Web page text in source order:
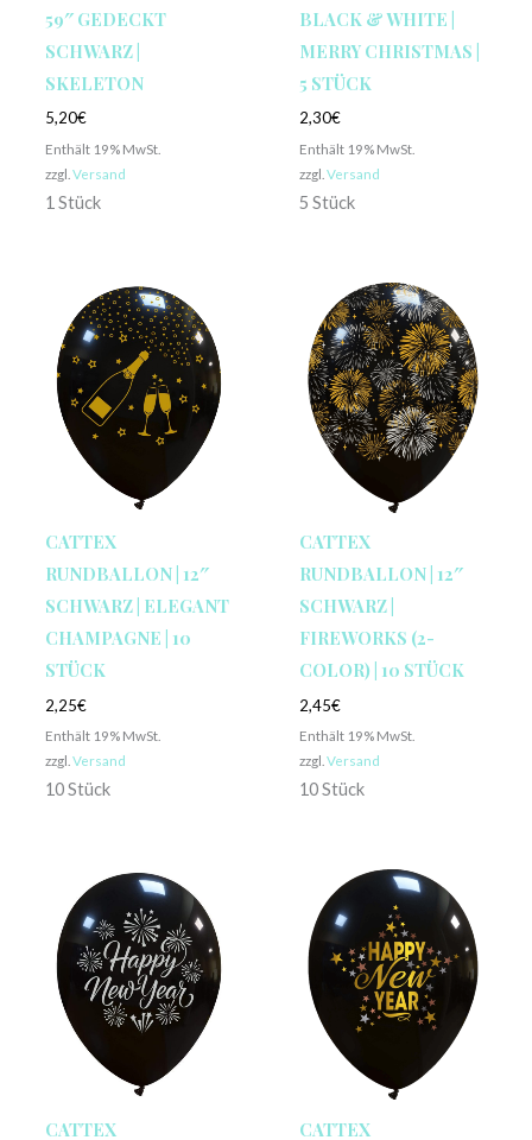
59″ GEDECKT
SCHWARZ |
SKELETON
5,20€
Enthält 19% MwSt.
zzgl. Versand
1 Stück
BLACK & WHITE |
MERRY CHRISTMAS |
5 STÜCK
2,30€
Enthält 19% MwSt.
zzgl. Versand
5 Stück
CATTEX
RUNDBALLON | 12″
SCHWARZ | ELEGANT
CHAMPAGNE | 10
STÜCK
2,25€
Enthält 19% MwSt.
zzgl. Versand
10 Stück
CATTEX
RUNDBALLON | 12″
SCHWARZ |
FIREWORKS (2-
COLOR) | 10 STÜCK
2,45€
Enthält 19% MwSt.
zzgl. Versand
10 Stück
CATTEX CATTEX